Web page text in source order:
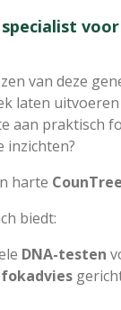
van deze
laten
aan praktisch
inzichten?
harte
biedt:
DNA-testen
fokadvies